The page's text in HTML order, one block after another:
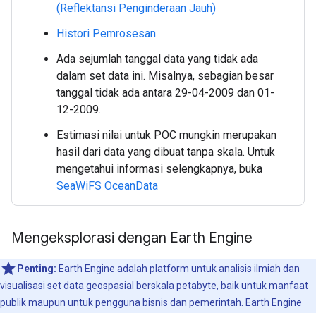
(Reflektansi Penginderaan Jauh)
Histori Pemrosesan
Ada sejumlah tanggal data yang tidak ada
dalam set data ini. Misalnya, sebagian besar
tanggal tidak ada antara 29-04-2009 dan 01-
12-2009.
Estimasi nilai untuk POC mungkin merupakan
hasil dari data yang dibuat tanpa skala. Untuk
mengetahui informasi selengkapnya, buka
SeaWiFS OceanData
Mengeksplorasi dengan Earth Engine
Penting: Earth Engine adalah platform untuk analisis ilmiah dan
visualisasi set data geospasial berskala petabyte, baik untuk manfaat
publik maupun untuk pengguna bisnis dan pemerintah. Earth Engine